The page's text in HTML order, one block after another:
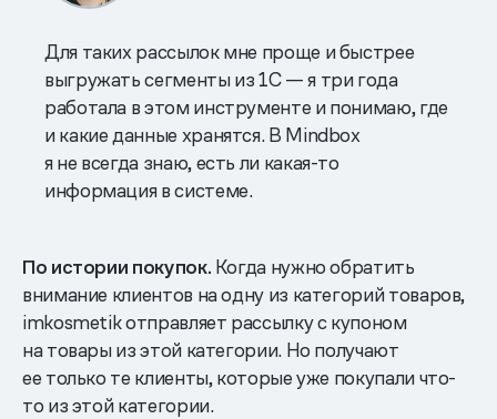
Для таких рассылок мне проще и быстрее
выгружать сегменты из 1С — я три года
работала в этом инструменте и понимаю, где
и какие данные хранятся. В Mindbox
я не всегда знаю, есть ли какая-то
информация в системе.
По истории покупок. Когда нужно обратить
внимание клиентов на одну из категорий товаров,
imkosmetik отправляет рассылку с купоном
на товары из этой категории. Но получают
ее только те клиенты, которые уже покупали что-
то из этой категории.